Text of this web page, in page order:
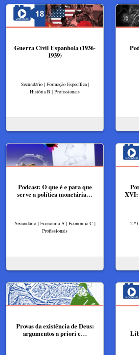
Guerra Civil Espanhola (1936-
1939)
Secundário | Formação Específica |
História B | Profissionais
Podcast: O que é e para que
serve a política monetária…
Secundário | Economia A | Economia C |
Profissionais
XVI:
2.º
Provas da existência de Deus:
argumentos a priori e…